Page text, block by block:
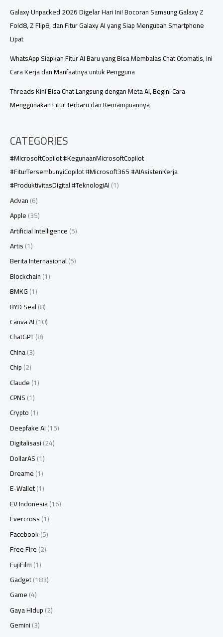
Galaxy Unpacked 2026 Digelar Hari Ini! Bocoran Samsung Galaxy Z
Fold8, Z Flip8, dan Fitur Galaxy AI yang Siap Mengubah Smartphone
Lipat
WhatsApp Siapkan Fitur AI Baru yang Bisa Membalas Chat Otomatis, Ini
Cara Kerja dan Manfaatnya untuk Pengguna
Threads Kini Bisa Chat Langsung dengan Meta AI, Begini Cara
Menggunakan Fitur Terbaru dan Kemampuannya
CATEGORIES
#MicrosoftCopilot #KegunaanMicrosoftCopilot
#FiturTersembunyiCopilot #Microsoft365 #AIAsistenKerja
#ProduktivitasDigital #TeknologiAI(1)
Advan(6)
Apple(35)
Artificial Intelligence(5)
Artis(1)
Berita Internasional(5)
Blockchain(1)
BMKG(1)
BYD Seal(8)
Canva AI(10)
ChatGPT(8)
China(3)
Chip(2)
Claude(1)
CPNS(1)
Crypto(1)
Deepfake AI(15)
Digitalisasi(24)
DollarAS(1)
Dreame(1)
E-Wallet(1)
EV Indonesia(16)
Evercross(1)
Facebook(5)
Free Fire(2)
FujiFilm(1)
Gadget(183)
Game(4)
Gaya HIdup(2)
Gemini(3)